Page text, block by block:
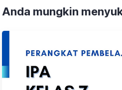
Anda mungkin